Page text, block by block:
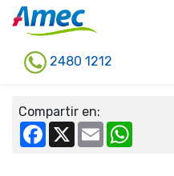
2480 1212
Compartir en:
Facebook
X Email